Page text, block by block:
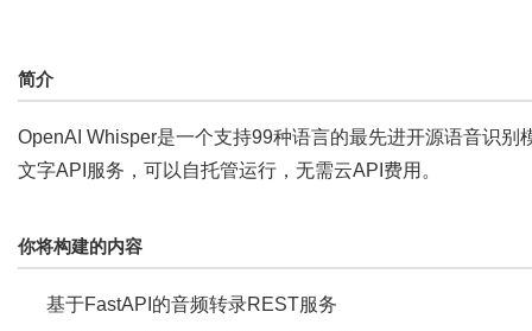
简介
OpenAI Whisper是一个支持99种语言的最先进开源语音识
文字API服务，可以自托管运行，无需云API费用。
你将构建的内容
基于FastAPI的音频转录REST服务